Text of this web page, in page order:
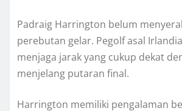
Padraig Harrington belum
perebutan gelar. Pegolf asal
menjaga jarak yang cukup dekat
menjelang putaran final.
Harrington memiliki pengalaman